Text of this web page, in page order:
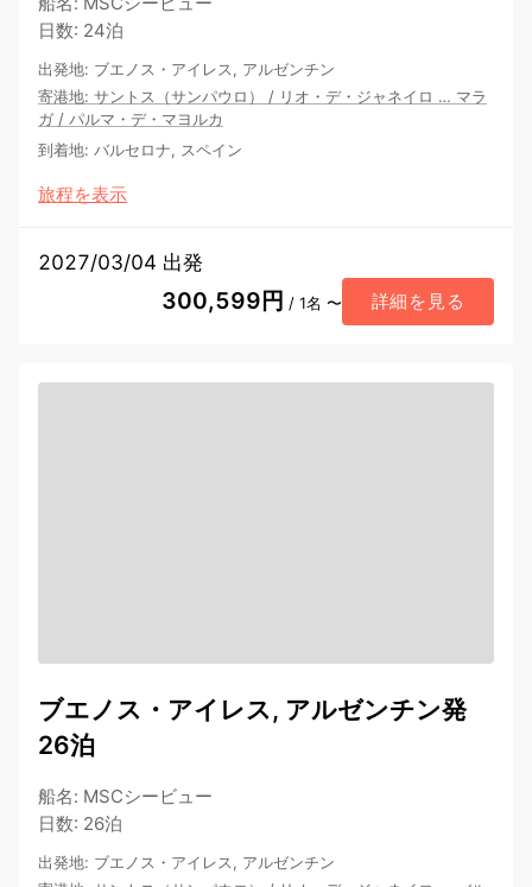
日数: 24泊
出発地: ブエノス・アイレス, アルゼンチン
寄港地: サントス（サンパウロ） / リオ・デ・ジャネイロ … マラ
ガ / パルマ・デ・マヨルカ
到着地: バルセロナ, スペイン
旅程を表示
2027/03/04 出発
300,599円 / 1名 〜 詳細を見る
ブエノス・アイレス, アルゼンチン発
26泊
船名: MSCシービュー
日数: 26泊
出発地: ブエノス・アイレス, アルゼンチン